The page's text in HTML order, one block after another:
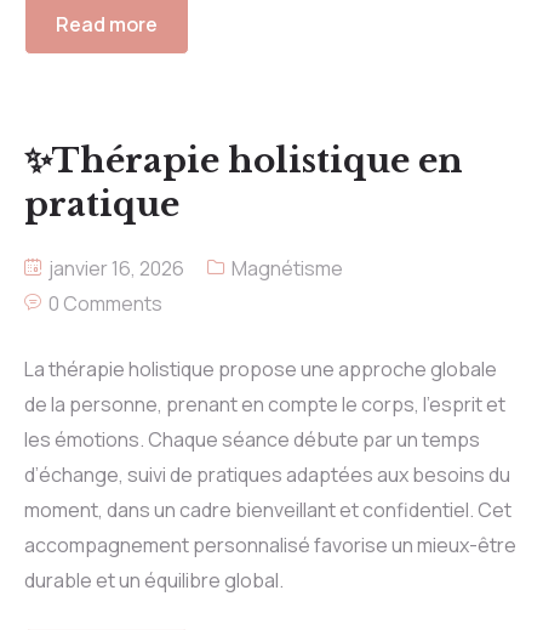
Read more
✨Thérapie holistique en
pratique
janvier 16, 2026
Magnétisme
0 Comments
La thérapie holistique propose une approche globale
de la personne, prenant en compte le corps, l’esprit et
les émotions. Chaque séance débute par un temps
d’échange, suivi de pratiques adaptées aux besoins du
moment, dans un cadre bienveillant et confidentiel. Cet
accompagnement personnalisé favorise un mieux-être
durable et un équilibre global.